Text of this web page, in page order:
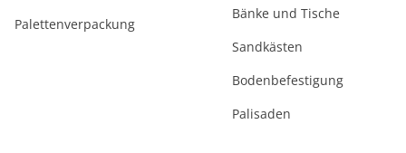
Palettenverpackung
Bänke und Tische
Sandkästen
Bodenbefestigung
Palisaden